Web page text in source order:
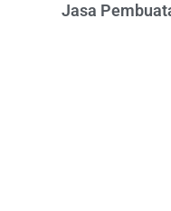
Jasa